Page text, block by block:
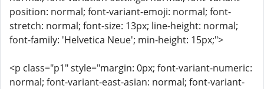
position: normal; font-variant-emoji: normal; font-
stretch: normal; font-size: 13px; line-height: normal;
font-family: 'Helvetica Neue'; min-height: 15px;">
<p class="p1" style="margin: 0px; font-variant-numeric:
normal; font-variant-east-asian: normal; font-variant-